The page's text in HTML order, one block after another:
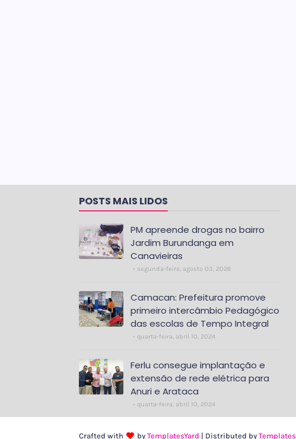
POSTS MAIS LIDOS
PM apreende drogas no bairro
Jardim Burundanga em
Canavieiras
segunda-feira, agosto 03, 2026
Camacan: Prefeitura promove
primeiro intercâmbio Pedagógico
das escolas de Tempo Integral
quarta-feira, abril 10, 2024
Ferlu consegue implantação e
extensão de rede elétrica para
Anuri e Arataca
quarta-feira, abril 10, 2024
Crafted with by TemplatesYard | Distributed by Templates